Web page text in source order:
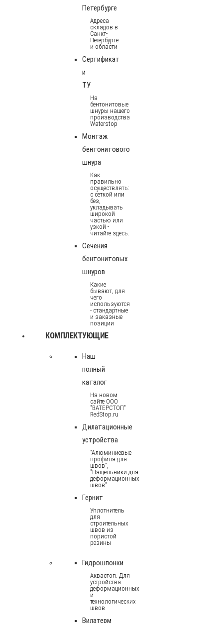
Петербурге
Адреса
складов в
Санкт-
Петербурге
и области
Сертификат
и
ТУ
На
бентонитовые
шнуры нашего
производства
Waterstop
Монтаж
бентонитового
шнура
Как
правильно
осуществлять:
с сеткой или
без,
укладывать
широкой
частью или
узкой -
читайте здесь.
Сечения
бентонитовых
шнуров
Какие
бывают, для
чего
используются
- стандартные
и заказные
позиции
КОМПЛЕКТУЮЩИЕ
Наш
полный
каталог
На новом
сайте ООО
"ВАТЕРСТОП"
RedStop.ru
Дилатационные
устройства
"Алюминиевые
профиля для
швов",
"Нащельники для
деформационных
швов"
Гернит
Уплотнитель
для
строительных
швов из
пористой
резины
Гидрошпонки
Аквастоп. Для
устройства
деформационных
и
технологических
швов
Вилатерм